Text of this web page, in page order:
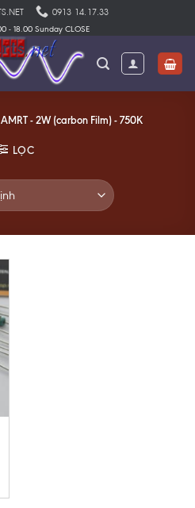
0913 14.17.33
- 18.00 Sunday CLOSE
- 2W (carbon Film) - 750K
LỌC